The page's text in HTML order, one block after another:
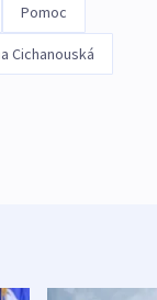
Pomoc
Cichanouská